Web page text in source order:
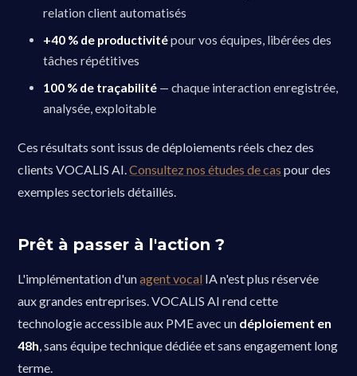
relation client automatisés
+40 % de productivitépour vos équipes, libérées des
tâches répétitives
100 % de traçabilité — chaque interaction enregistrée,
analysée, exploitable
Ces résultats sont issus de déploiements réels chez des
clients VOCALIS AI.Consultez nos études de cas pour des
exemples sectoriels détaillés.
Prêt à passer à l'action ?
L'implémentation d'unagent vocal IA n'est plus réservée
aux grandes entreprises. VOCALIS AI rend cette
technologie accessible aux PME avec un déploiement en
48h , sans équipe technique dédiée et sans engagement long
terme.